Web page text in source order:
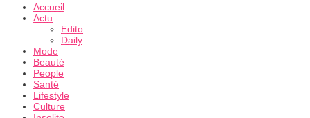
Accueil
Actu
Edito
Daily
Mode
Beauté
People
Santé
Lifestyle
Culture